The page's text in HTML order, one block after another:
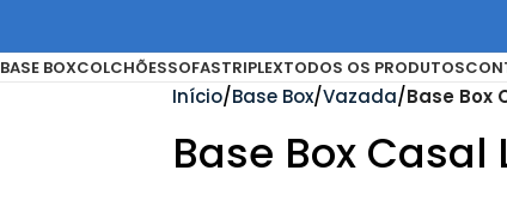
BASE BOXCOLCHÕESSOFASTRIPLEXTODOS OS PRODUTOS
Início Base Box Vazada Base Box
Base Box